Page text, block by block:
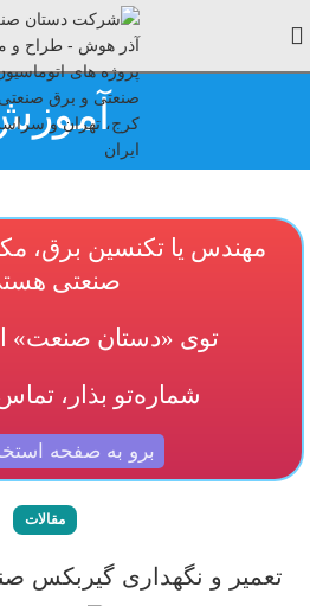
مهندس یا تکنسین برق،
صنعتی
توی «دستان صنعت»
شماره‌تو بذار،
برو به صفحه
مقالات
تعمیر و نگهداری گیربکس